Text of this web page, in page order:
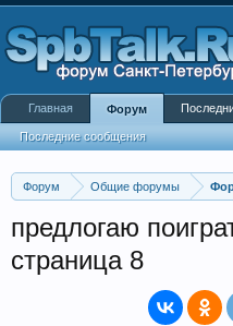
Форум Общие форумы
предлогаю
страница 8
Главная Форум
Последние сообщения